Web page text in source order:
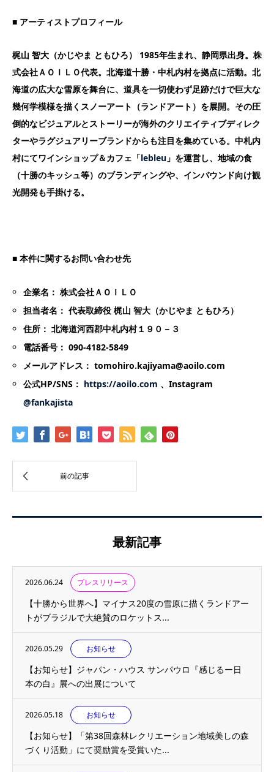
■ アーティストプロフィール
梶山 智大（かじやま ともひろ） 1985年生まれ、静岡県出身。株
式会社ＡＯＩＬＯ代表。北海道十勝・中札内村を拠点に活動。北
海道の広大な雪原を舞台に、道具を一切使わず足跡だけで巨大な
幾何学模様を描くスノーアート（ランドアート）を展開。その圧
倒的なビジュアルとストーリーが海外のクリエイティブディレク
ターやラグジュアリーブランドからも注目を集めている。中札内
村にてワインショップ＆カフェ「lebleu 」を運営し、地域の食
（十勝のキッシュ等）のブランディングや、インバウンド向け観
光開発も手掛ける。
■ 本件に関するお問い合わせ先
企業名： 株式会社ＡＯＩＬＯ
担当者名： 代表取締役 梶山 智大（かじやま ともひろ）
住所： 北海道河西郡中札内村１９０－３
電話番号： 090-4182-5849
メールアドレス： tomohiro.kajiyama@aoilo.com
公式HP/SNS： https://aoilo.com 、Instagram
@fankajista
最新記事
2026.06.24 プレスリリース
【十勝から世界へ】マイナス20度の雪原に描くランドアー
トがブラジルで大絶賛のロケットス...
2026.05.29 お知らせ
【お知らせ】ジャパン・ハウス サンパウロ『感じるー日
本の白』展への出展について
2026.05.18 お知らせ
【お知らせ】「第38回森林レクリエーション地域美しの森
づくり活動」にて奨励賞を受賞いた...